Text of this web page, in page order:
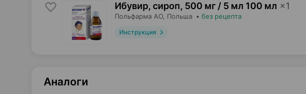
Ибувир, сироп, 500 мг / 5 мл 100 мл ×1
Польфарма AO , Польша • без рецепта
Инструкция
Аналоги